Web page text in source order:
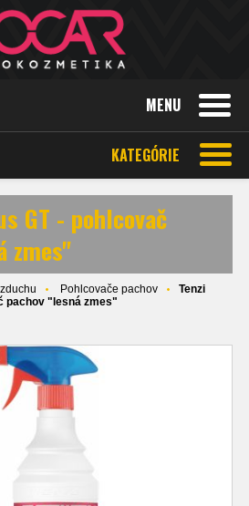
MENU
KATEGÓRIE
GT - pohlcovač
zmes"
Pohlcovače pachov
Tenzi
pachov "lesná zmes"